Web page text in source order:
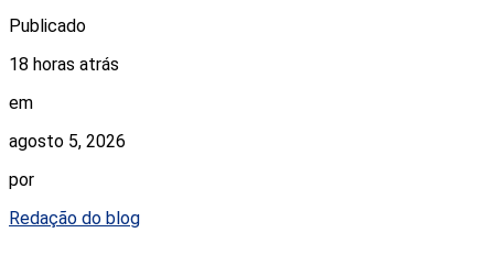
Publicado
18 horas atrás
em
agosto 5, 2026
por
Redação do blog